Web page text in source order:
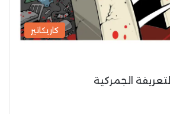
كاريكاتير
التعريفة الجمركية